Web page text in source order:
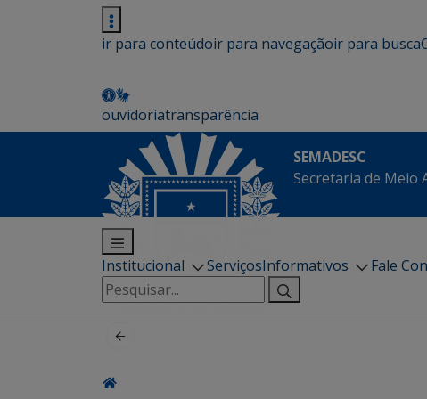
ir para conteúdoir para navegaçãoir para busca
ouvidoriatransparência
SEMADESC
Secretaria de Meio
Institucional ServiçosInformativos
Fale
Pesquisar
por: